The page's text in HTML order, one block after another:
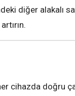
diğer alakalı
cihazda doğru